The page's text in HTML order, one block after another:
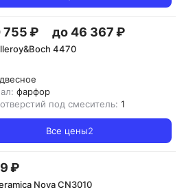
755 ₽ до 46 367 ₽
4470
фарфор
под смеситель: 1
Все цены2
₽
Nova CN3010